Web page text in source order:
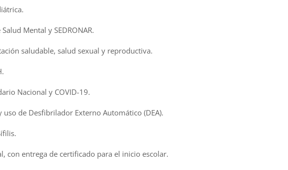
Mental y SEDRONAR.
saludable, salud sexual y reproductiva.
Nacional y COVID-19.
uso de Desfibrilador Externo Automático (DEA).
con entrega de certificado para el inicio escolar.